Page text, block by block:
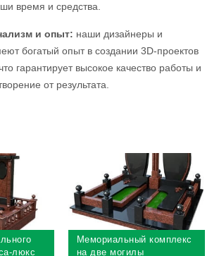
время и средства.
и опыт: наши дизайнеры и
богатый опыт в создании 3D-проектов
гарантирует высокое качество работы и
от результата.
люкс
Мемориальный комплекс
на две могилы